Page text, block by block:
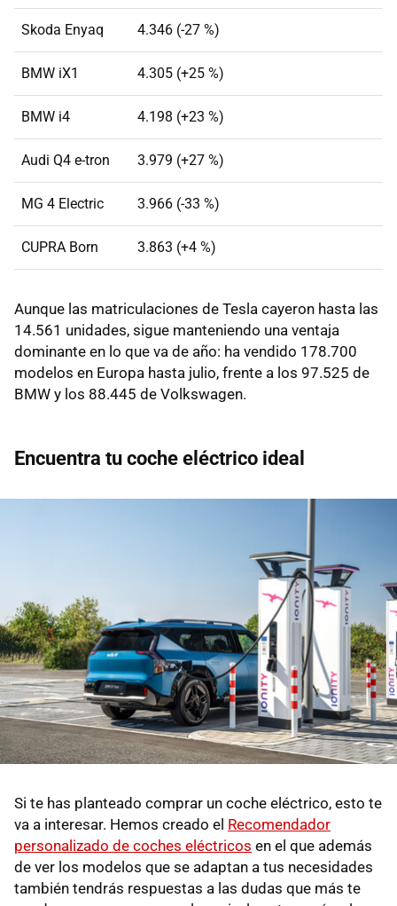
Skoda Enyaq 4.346 (-27 %)
BMW iX1 4.305 (+25 %)
BMW i4 4.198 (+23 %)
Audi Q4 e-tron 3.979 (+27 %)
MG 4 Electric 3.966 (-33 %)
CUPRA Born 3.863 (+4 %)
Aunque las matriculaciones de Tesla cayeron hasta las
14.561 unidades, sigue manteniendo una ventaja
dominante en lo que va de año: ha vendido 178.700
modelos en Europa hasta julio, frente a los 97.525 de
BMW y los 88.445 de Volkswagen.
Encuentra tu coche eléctrico ideal
Si te has planteado comprar un coche eléctrico, esto te
va a interesar. Hemos creado el Recomendador
personalizado de coches eléctricos en el que además
de ver los modelos que se adaptan a tus necesidades
también tendrás respuestas a las dudas que más te